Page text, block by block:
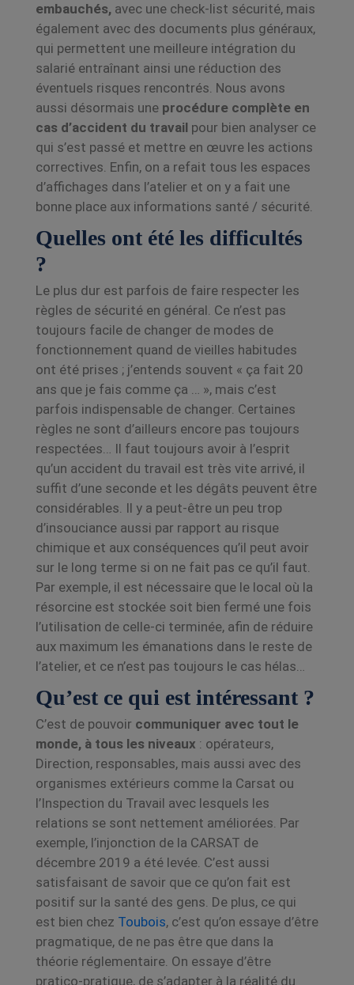
embauchés, avec une check-list sécurité, mais
également avec des documents plus généraux,
qui permettent une meilleure intégration du
salarié entraînant ainsi une réduction des
éventuels risques rencontrés. Nous avons
aussi désormais une procédure complète en
cas d’accident du travail pour bien analyser ce
qui s’est passé et mettre en œuvre les actions
correctives. Enfin, on a refait tous les espaces
d’affichages dans l’atelier et on y a fait une
bonne place aux informations santé / sécurité.
Quelles ont été les difficultés
?
Le plus dur est parfois de faire respecter les
règles de sécurité en général. Ce n’est pas
toujours facile de changer de modes de
fonctionnement quand de vieilles habitudes
ont été prises ; j’entends souvent « ça fait 20
ans que je fais comme ça … », mais c’est
parfois indispensable de changer. Certaines
règles ne sont d’ailleurs encore pas toujours
respectées… Il faut toujours avoir à l’esprit
qu’un accident du travail est très vite arrivé, il
suffit d’une seconde et les dégâts peuvent être
considérables. Il y a peut-être un peu trop
d’insouciance aussi par rapport au risque
chimique et aux conséquences qu’il peut avoir
sur le long terme si on ne fait pas ce qu’il faut.
Par exemple, il est nécessaire que le local où la
résorcine est stockée soit bien fermé une fois
l’utilisation de celle-ci terminée, afin de réduire
aux maximum les émanations dans le reste de
l’atelier, et ce n’est pas toujours le cas hélas…
Qu’est ce qui est intéressant ?
C’est de pouvoir communiquer avec tout le
monde, à tous les niveaux : opérateurs,
Direction, responsables, mais aussi avec des
organismes extérieurs comme la Carsat ou
l’Inspection du Travail avec lesquels les
relations se sont nettement améliorées. Par
exemple, l’injonction de la CARSAT de
décembre 2019 a été levée. C’est aussi
satisfaisant de savoir que ce qu’on fait est
positif sur la santé des gens. De plus, ce qui
est bien chez Toubois, c’est qu’on essaye d’être
pragmatique, de ne pas être que dans la
théorie réglementaire. On essaye d’être
pratico-pratique, de s’adapter à la réalité du